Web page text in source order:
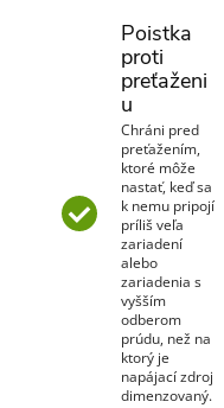
Poistka
proti
preťaženi
u
Chráni pred
preťažením,
ktoré môže
nastať, keď sa
k nemu pripojí
príliš veľa
zariadení
alebo
zariadenia s
vyšším
odberom
prúdu, než na
ktorý je
napájací zdroj
dimenzovaný.